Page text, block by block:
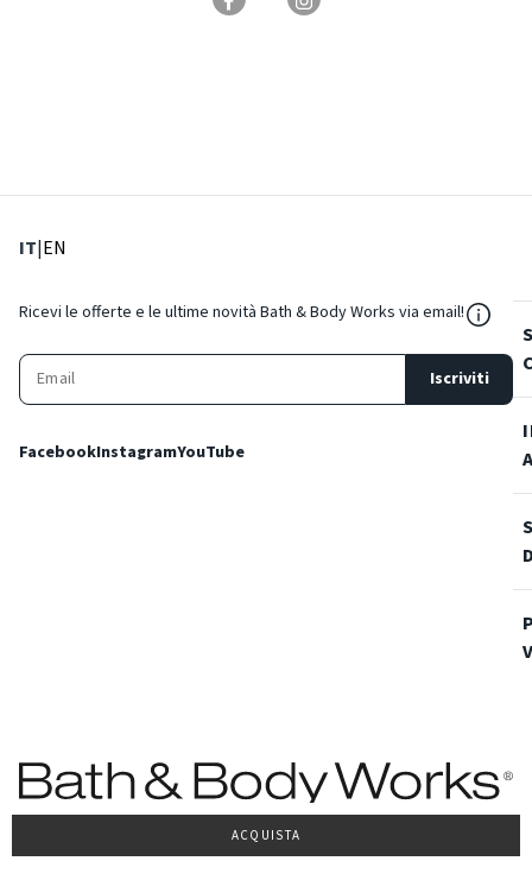
ACQUISTA
IT: Lingua corrente
|EN
Ricevi le offerte e le ultime novità Bath & Body Works via email!
Iscriviti
FacebookInstagramYouTube